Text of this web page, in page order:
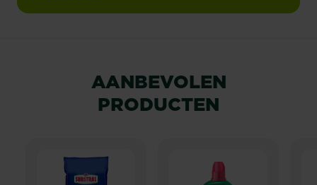
AANBEVOLEN
PRODUCTEN